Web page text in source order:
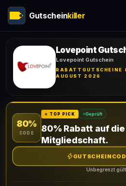
Gutscheinkiller
Lovepoint
Lovepoint Gutschein
RABATTGUTSCHEINE
AUGUST 2026
80%
CODE
⭐ TOP PICK Geprüft
80% Rabatt auf die
Mitgliedschaft.
Unbegrenzt